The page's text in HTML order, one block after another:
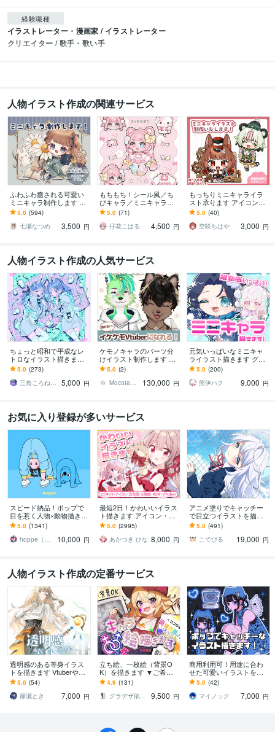
経験職種
イラストレーター・漫画家 / イラストレーター
クリエイター / 歌手・歌い手
人物イラスト作成の関連サービス
ふわふわ癒される可愛い
ミニキャラ制作します SN
Sアイコン、動画や配信
用、グッズなど様々な用
途に❁
5.0 (594)
七瀬なつめ
3,500 円
もちもち！シール風／ち
びキャラ／ミニキャラ描
きます 動画や配信、グッ
ズ映え◎シール紙やネッ
プリにもおすすめ！
5.0 (71)
仔花こはる
4,500 円
もっちりミニキャライラ
スト承ります アイコンや
動画、グッズなどにかわ
いいミニキャライラスト
を！
5.0 (40)
空咲ちはや
3,000 円
人物イラスト作成の人気サービス
ちょっと昭和で平成なレ
トロなイラスト描きます
昭和・平成レトロ☆ネオ
ン☆パステル
5.0 (273)
三角ころねる☆プロフ必読願います
5,000 円
ケモノキャラのパーツ分
けイラスト制作します 顔
が良いイケケモVtuberに
なりたい方、お任せくだ
さい！
5.0 (2)
Mocota（もこた）
130,000 円
元気いっぱいなミニキャ
ライラスト描きます グッ
ズ/動画/スタンプ/などに
5.0 (200)
熊伊ハク
9,000 円
お気に入り登録が多いサービス
スピード納品！ポップで
目を惹く人物×動物描きま
す 挿絵・動画・グッズな
ど鮮やかな配色で個性を
出したい方へ
5.0 (1341)
hoppe（ほっぺ）
10,000 円
最短2日！かわいいイラス
ト描きます アイコン・ミ
ニキャラ・４コマ・立ち
絵をスピード納品しま
す！
5.0 (2995)
あかつき ひな 8,000 円
アニメ塗りでキャッチー
で目立つイラストを描き
ます 動画用、スチル、ア
イコン等、目を引くイラ
ストをご希望の方に！
5.0 (491)
こでびる
19,000 円
人物イラスト作成の定番サービス
透明感のある等身イラス
トを描きます Vtuberや配
信者など活動でオリジナ
ルイラストが必要な方へ
5.0 (54)
篠瀬とき
7,000 円
立ち絵、一枚絵（背景O
K）を描きます ▼ご希望
に合わせます！ライブ２
D、ゲーム、コミック、ア
ニメ等
4.9 (131)
グラデザ依頼 ※活動名（グラデザねっこ）
9,500 円
商用利用可！用途に合わ
せた可愛いイラストを描
きます アイコン、配信用
サムネ、ボカロMVイラス
トなどお任せください
5.0 (42)
マイノック
7,000 円